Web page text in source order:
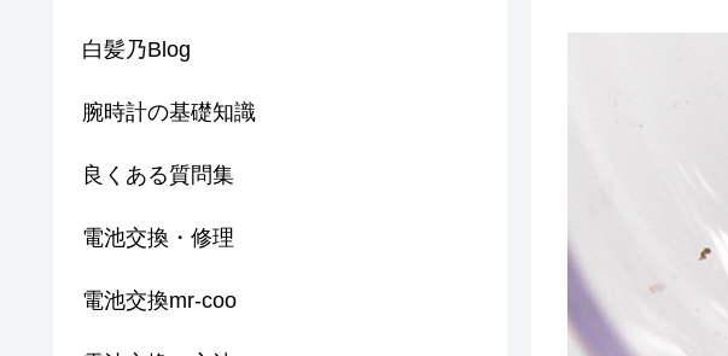
白髪乃Blog
腕時計の基礎知識
良くある質問集
電池交換・修理
電池交換mr-coo